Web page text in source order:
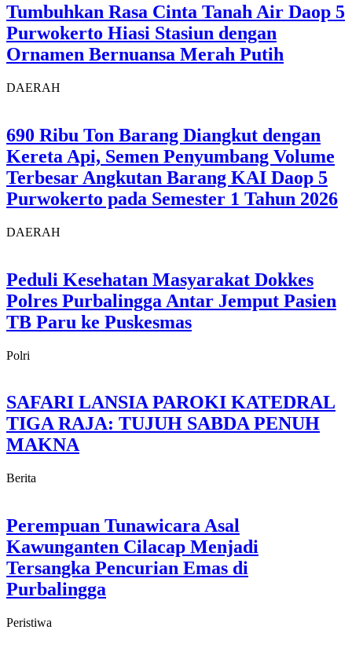
Tumbuhkan Rasa Cinta Tanah Air Daop 5
Purwokerto Hiasi Stasiun dengan
Ornamen Bernuansa Merah Putih
DAERAH
690 Ribu Ton Barang Diangkut dengan
Kereta Api, Semen Penyumbang Volume
Terbesar Angkutan Barang KAI Daop 5
Purwokerto pada Semester 1 Tahun 2026
DAERAH
Peduli Kesehatan Masyarakat Dokkes
Polres Purbalingga Antar Jemput Pasien
TB Paru ke Puskesmas
Polri
SAFARI LANSIA PAROKI KATEDRAL
TIGA RAJA: TUJUH SABDA PENUH
MAKNA
Berita
Perempuan Tunawicara Asal
Kawunganten Cilacap Menjadi
Tersangka Pencurian Emas di
Purbalingga
Peristiwa